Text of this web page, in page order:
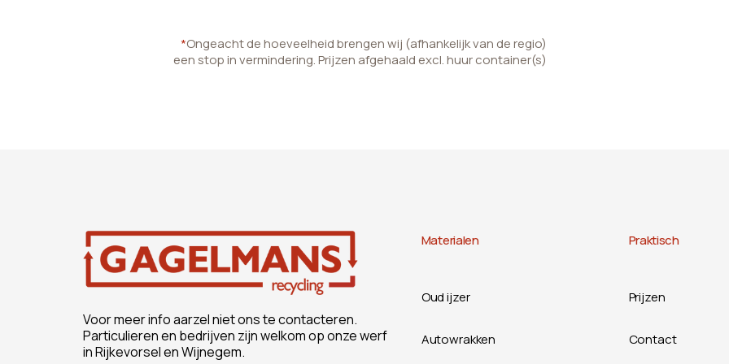
*Ongeacht de hoeveelheid brengen wij (afhankelijk van de regio)
een stop in vermindering. Prijzen afgehaald excl. huur container(s)
Voor meer info aarzel niet ons te contacteren.
Particulieren en bedrijven zijn welkom op onze werf
in Rijkevorsel en Wijnegem.
Materialen
Oud ijzer
Autowrakken
Praktisch
Prijzen
Contact